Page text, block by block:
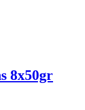
8x50gr